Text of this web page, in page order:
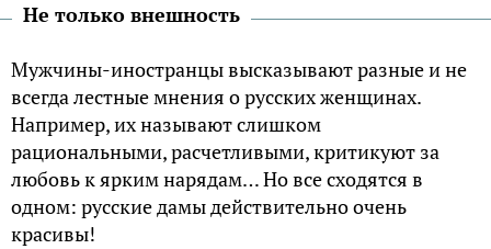
Не только внешность
Мужчины-иностранцы высказывают разные и не
всегда лестные мнения о русских женщинах.
Например, их называют слишком
рациональными, расчетливыми, критикуют за
любовь к ярким нарядам… Но все сходятся в
одном: русские дамы действительно очень
красивы!